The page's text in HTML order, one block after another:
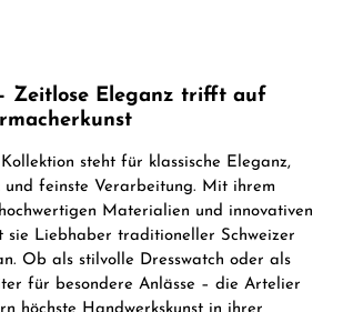
Zeitlose Eleganz trifft auf
Kollektion steht für klassische Eleganz,
und feinste Verarbeitung. Mit ihrem
Materialien und innovativen
sie Liebhaber traditioneller Schweizer
Ob als stilvolle Dresswatch oder als
für besondere Anlässe – die Artelier